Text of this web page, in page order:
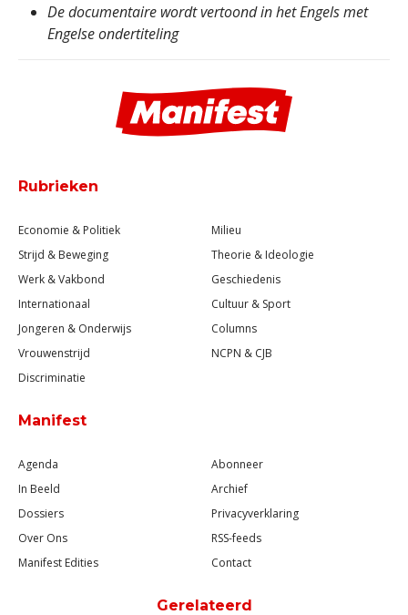
De documentaire wordt vertoond in het Engels met
Engelse ondertiteling
Rubrieken
Economie & Politiek
Strijd & Beweging
Werk & Vakbond
Internationaal
Jongeren & Onderwijs
Vrouwenstrijd
Discriminatie
Milieu
Theorie & Ideologie
Geschiedenis
Cultuur & Sport
Columns
NCPN & CJB
Manifest
Agenda
In Beeld
Dossiers
Over Ons
Manifest Edities
Abonneer
Archief
Privacyverklaring
RSS-feeds
Contact
Gerelateerd